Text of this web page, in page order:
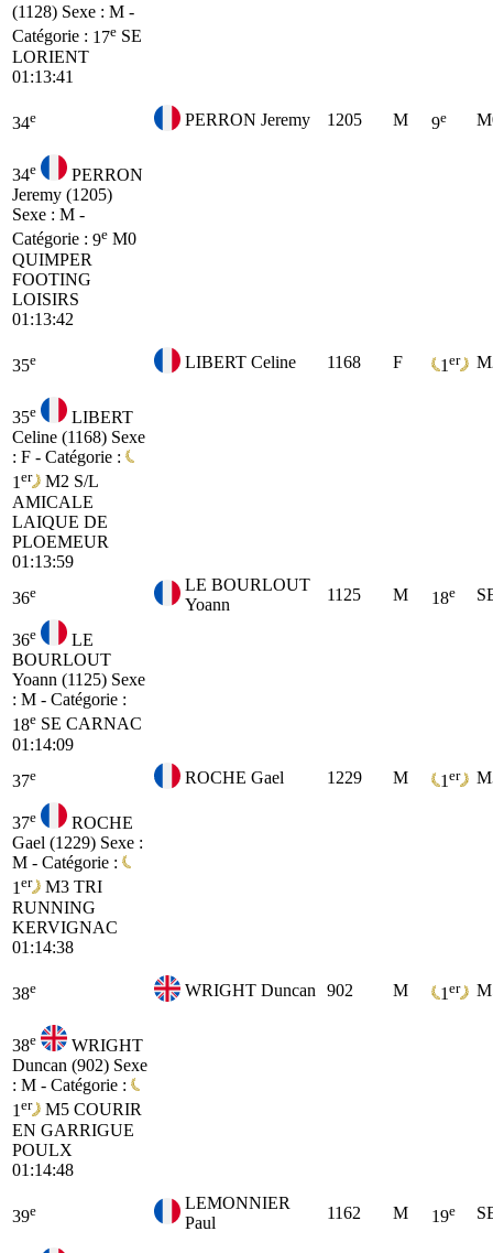
(1128) Sexe : M -
Catégorie : 17e SE
LORIENT
01:13:41
34e PERRON Jeremy 1205 M 9e
34e
PERRON
Jeremy (1205)
Sexe : M -
Catégorie : 9e M0
QUIMPER
FOOTING
LOISIRS
01:13:42
35e LIBERT Celine 1168 F 1 er
35e
LIBERT
Celine (1168) Sexe
: F - Catégorie :
1 er M2 S/L
AMICALE
LAIQUE DE
PLOEMEUR
01:13:59
36e
LE BOURLOUT
Yoann
1125 M 18e
36e
LE
BOURLOUT
Yoann (1125) Sexe
: M - Catégorie :
18e SE CARNAC
01:14:09
37e ROCHE Gael 1229 M 1 er
37e
ROCHE
Gael (1229) Sexe :
M - Catégorie :
1 er M3 TRI
RUNNING
KERVIGNAC
01:14:38
38e WRIGHT Duncan 902 M 1 er
38e
WRIGHT
Duncan (902) Sexe
: M - Catégorie :
1 er M5 COURIR
EN GARRIGUE
POULX
01:14:48
39e
LEMONNIER
Paul
1162 M 19e